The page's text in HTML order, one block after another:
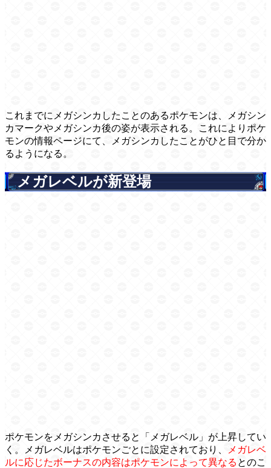
これまでにメガシンカしたことのあるポケモンは、メガシン
カマークやメガシンカ後の姿が表示される。これによりポケ
モンの情報ページにて、メガシンカしたことがひと目で分か
るようになる。
メガレベルが新登場
ポケモンをメガシンカさせると「メガレベル」が上昇してい
く。メガレベルはポケモンごとに設定されており、
メガレベ
ルに応じたボーナスの内容はポケモンによって異なる とのこ